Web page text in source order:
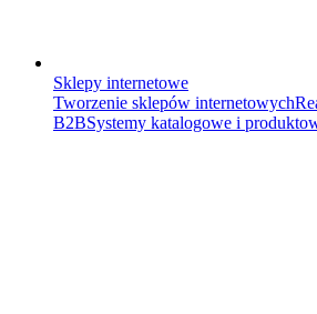
Sklepy internetowe
Tworzenie sklepów internetowych
B2BSystemy katalogowe i